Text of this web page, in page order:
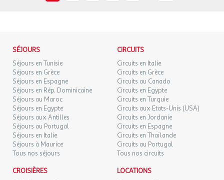
SÉJOURS
Séjours en Tunisie
Séjours en Grèce
Séjours en Espagne
Séjours en Rép. Dominicaine
Séjours au Maroc
Séjours en Egypte
Séjours aux Antilles
Séjours au Portugal
Séjours en Italie
Séjours à Maurice
Tous nos séjours
CIRCUITS
Circuits en Italie
Circuits en Grèce
Circuits au Canada
Circuits en Egypte
Circuits en Turquie
Circuits aux Etats-Unis (USA)
Circuits en Jordanie
Circuits en Espagne
Circuits en Thaïlande
Circuits au Portugal
Tous nos circuits
CROISIÈRES
LOCATIONS